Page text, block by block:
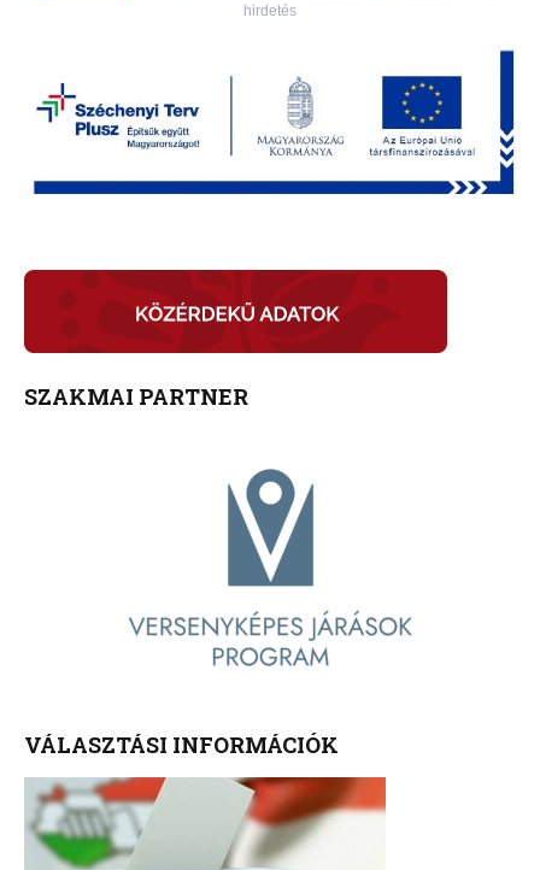
hirdetés
SZAKMAI PARTNER
VÁLASZTÁSI INFORMÁCIÓK